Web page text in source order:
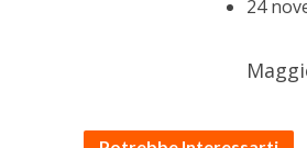
24